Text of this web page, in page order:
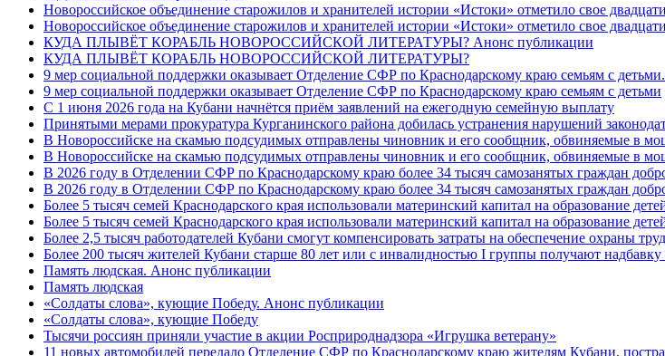
Новороссийское объединение старожилов и хранителей истории «Истоки» отметило свое
Новороссийское объединение старожилов и хранителей истории «Истоки» отметило свое
КУДА ПЛЫВЁТ КОРАБЛЬ НОВОРОССИЙСКОЙ ЛИТЕРАТУРЫ? Анонс публикации
КУДА ПЛЫВЁТ КОРАБЛЬ НОВОРОССИЙСКОЙ ЛИТЕРАТУРЫ?
9 мер социальной поддержки оказывает Отделение СФР по Краснодарскому краю семьям с
9 мер социальной поддержки оказывает Отделение СФР по Краснодарскому краю семьям с детьми
С 1 июня 2026 года на Кубани начнётся приём заявлений на ежегодную семейную выплату
Принятыми мерами прокуратура Курганинского района добилась устранения нарушений
В Новороссийске на скамью подсудимых отправлены чиновник и его сообщник, обвиняемые в
В Новороссийске на скамью подсудимых отправлены чиновник и его сообщник, обвиняемые в
В 2026 году в Отделении СФР по Краснодарскому краю более 34 тысяч самозанятых граждан
В 2026 году в Отделении СФР по Краснодарскому краю более 34 тысяч самозанятых граждан
Более 5 тысяч семей Краснодарского края использовали материнский капитал на образование
Более 5 тысяч семей Краснодарского края использовали материнский капитал на образование
Более 2,5 тысяч работодателей Кубани смогут компенсировать затраты на обеспечение охраны
Более 200 тысяч жителей Кубани старше 80 лет или с инвалидностью I группы получают надбавку
Память людская. Анонс публикации
Память людская
«Солдаты слова», кующие Победу. Анонс публикации
«Солдаты слова», кующие Победу
Тысячи россиян приняли участие в акции Росприроднадзора «Игрушка ветерану»
11 новых автомобилей передало Отделение СФР по Краснодарскому краю жителям Кубани,